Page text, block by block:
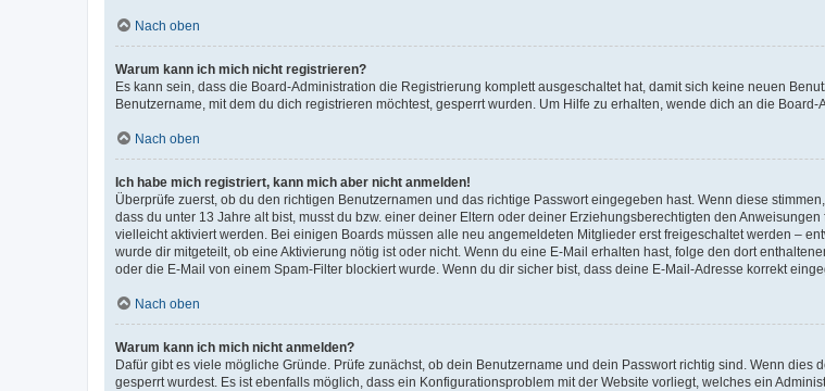
Nach oben
Warum kann ich mich nicht registrieren?
Es kann sein, dass die Board-Administration die Registrierung komplett ausgeschaltet hat, damit sich keine neuen
Benutzername, mit dem du dich registrieren möchtest, gesperrt wurden. Um Hilfe zu erhalten, wende dich an die Board-
Nach oben
Ich habe mich registriert, kann mich aber nicht anmelden!
Überprüfe zuerst, ob du den richtigen Benutzernamen und das richtige Passwort eingegeben hast. Wenn diese
dass du unter 13 Jahre alt bist, musst du bzw. einer deiner Eltern oder deiner Erziehungsberechtigten den
vielleicht aktiviert werden. Bei einigen Boards müssen alle neu angemeldeten Mitglieder erst freigeschaltet werden –
wurde dir mitgeteilt, ob eine Aktivierung nötig ist oder nicht. Wenn du eine E-Mail erhalten hast, folge den dort
oder die E-Mail von einem Spam-Filter blockiert wurde. Wenn du dir sicher bist, dass deine E-Mail-Adresse korrekt
Nach oben
Warum kann ich mich nicht anmelden?
Dafür gibt es viele mögliche Gründe. Prüfe zunächst, ob dein Benutzername und dein Passwort richtig sind. Wenn
gesperrt wurdest. Es ist ebenfalls möglich, dass ein Konfigurationsproblem mit der Website vorliegt, welches ein